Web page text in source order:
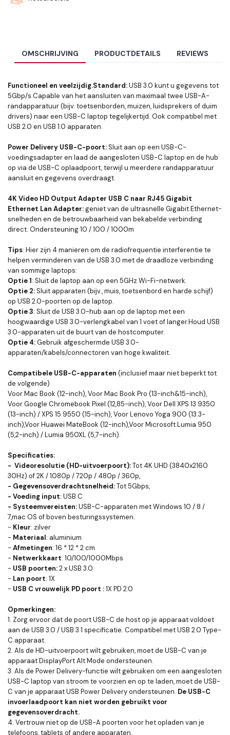
OMSCHRIJVING PRODUCTDETAILS REVIEWS
Functioneel en veelzijdig.Standard:USB 3.0 kunt u gegevens tot
5Gbp/s.Capable van het aansluiten van maximaal twee USB-A-
randapparatuur (bijv. toetsenborden, muizen, luidsprekers of duim
drivers) naar een USB-C laptop tegelijkertijd. Ook compatibel met
USB 2.0 en USB 1.0 apparaten.
Power Delivery USB-C-poort:Sluit aan op een USB-C-
voedingsadapter en laad de aangesloten USB-C laptop en de hub
op via de USB-C oplaadpoort, terwijl u meerdere randapparatuur
aansluit en gegevens overdraagt.
4K Video HD Output Adapter USB C naar RJ45 Gigabit
Ethernet Lan Adapter:geniet van de ultrasnelle Gigabit Ethernet-
snelheden en de betrouwbaarheid van bekabelde verbinding
direct. Ondersteuning 10 / 100 / 1000m
Tips: Hier zijn 4 manieren om de radiofrequentie interferentie te
helpen verminderen van de USB 3.0 met de draadloze verbinding
van sommige laptops:
Optie 1: Sluit de laptop aan op een 5GHz Wi-Fi-netwerk.
Optie 2:Sluit apparaten (bijv., muis, toetsenbord en harde schijf)
op USB 2.0-poorten op de laptop.
Optie 3: Sluit de USB 3.0-hub aan op de laptop met een
hoogwaardige USB 3.0-verlengkabel van 1 voet of langer.Houd USB
3.0-apparaten uit de buurt van de hostcomputer.
Optie 4:Gebruik afgeschermde USB 3.0-
apparaten/kabels/connectoren van hoge kwaliteit.
Compatibele USB-C-apparaten (inclusief maar niet beperkt tot
de volgende)
Voor Mac Book (12-inch), Voor Mac Book Pro (13-inch&15-inch),
Voor Google Chromebook Pixel (12,85-inch), Voor Dell XPS 13 9350
(13-inch) / XPS 15 9550 (15-inch), Voor Lenovo Yoga 900 (13.3-
inch),Voor Huawei MateBook (12-inch),Voor Microsoft Lumia 950
(5,2-inch) / Lumia 950XL (5,7-inch).
Specificaties:
- Videoresolutie (HD-uitvoerpoort):Tot 4K UHD (3840x2160
30Hz) of 2K / 1080p / 720p / 480p / 360p,
- Gegevensoverdrachtsnelheid:Tot 5Gbps,
- Voeding input: USB C
- Systeemvereisten:USB-C-apparaten met Windows 10 / 8 /
7,mac OS of boven besturingssystemen.
- Kleur: zilver
- Materiaal: aluminium
- Afmetingen: 16 * 12 * 2 cm
- Netwerkkaart: 10/100/1000Mbps
- USB poorten:2 x USB 3.0
- Lan poort: 1X
- USB C vrouwelijk PD poort :1X PD 2.0
Opmerkingen:
1. Zorg ervoor dat de poort USB-C de host op je apparaat voldoet
aan de USB 3.0 / USB 3.1 specificatie. Compatibel met USB 2.0 Type-
C apparaat.
2. Als de HD-uitvoerpoort wilt gebruiken, moet de USB-C van je
apparaat DisplayPort Alt Mode ondersteunen.
3. Als de Power Delivery-functie wilt gebruiken om een aangesloten
USB-C laptop van stroom te voorzien en op te laden, moet de USB-
C van je apparaat USB Power Delivery ondersteunen. De USB-C
invoerlaadpoort kan niet worden gebruikt voor
gegevensoverdracht.
4. Vertrouw niet op de USB-A poorten voor het opladen van je
telefoons, tablets of andere apparaten.